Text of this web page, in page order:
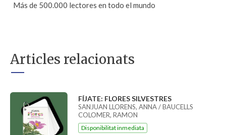
Más de 500.000 lectores en todo el mundo
Articles relacionats
FÍJATE: FLORES SILVESTRES
SANJUAN LLORENS, ANNA / BAUCELLS
COLOMER, RAMON
Disponibilitat inmediata